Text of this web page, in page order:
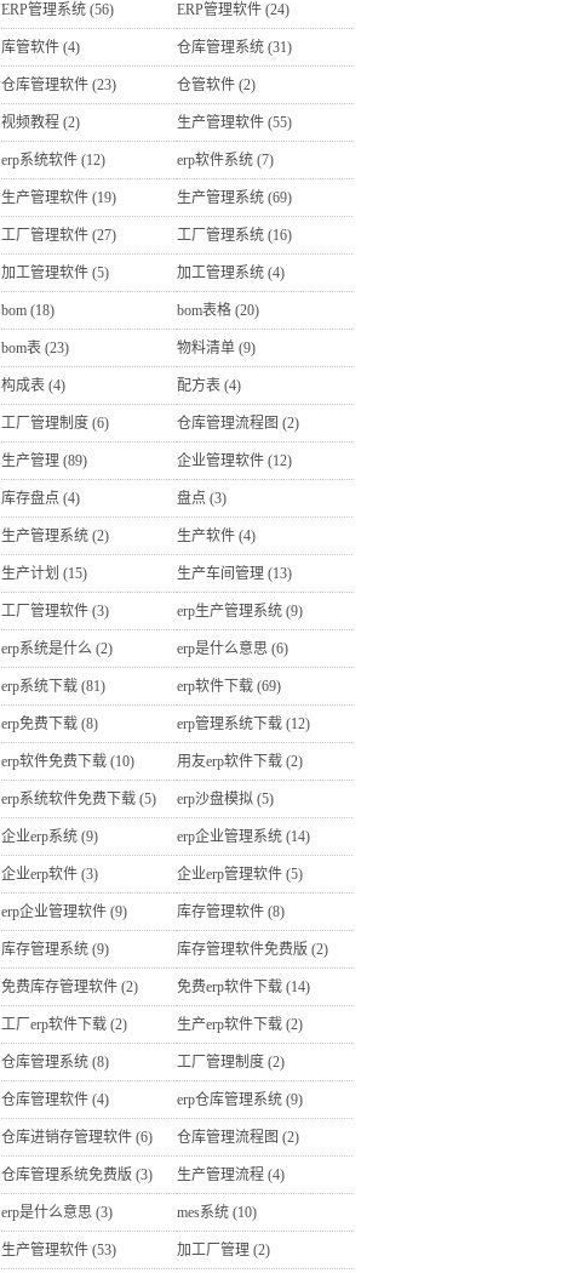
ERP管理系统 (56) ERP管理软件 (24)
库管软件 (4) 仓库管理系统 (31)
仓库管理软件 (23) 仓管软件 (2)
视频教程 (2) 生产管理软件 (55)
erp系统软件 (12) erp软件系统 (7)
生产管理软件 (19) 生产管理系统 (69)
工厂管理软件 (27) 工厂管理系统 (16)
加工管理软件 (5) 加工管理系统 (4)
bom (18) bom表格 (20)
bom表 (23) 物料清单 (9)
构成表 (4) 配方表 (4)
工厂管理制度 (6) 仓库管理流程图 (2)
生产管理 (89) 企业管理软件 (12)
库存盘点 (4) 盘点 (3)
生产管理系统 (2) 生产软件 (4)
生产计划 (15) 生产车间管理 (13)
工厂管理软件 (3) erp生产管理系统 (9)
erp系统是什么 (2) erp是什么意思 (6)
erp系统下载 (81) erp软件下载 (69)
erp免费下载 (8) erp管理系统下载 (12)
erp软件免费下载 (10) 用友erp软件下载 (2)
erp系统软件免费下载 (5) erp沙盘模拟 (5)
企业erp系统 (9) erp企业管理系统 (14)
企业erp软件 (3) 企业erp管理软件 (5)
erp企业管理软件 (9) 库存管理软件 (8)
库存管理系统 (9) 库存管理软件免费版 (2)
免费库存管理软件 (2) 免费erp软件下载 (14)
工厂erp软件下载 (2) 生产erp软件下载 (2)
仓库管理系统 (8) 工厂管理制度 (2)
仓库管理软件 (4) erp仓库管理系统 (9)
仓库进销存管理软件 (6) 仓库管理流程图 (2)
仓库管理系统免费版 (3) 生产管理流程 (4)
erp是什么意思 (3) mes系统 (10)
生产管理软件 (53) 加工厂管理 (2)